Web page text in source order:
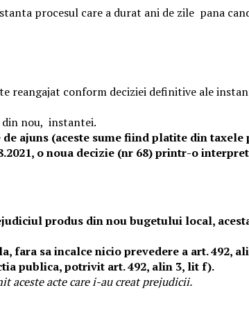
procesul care a durat ani de zile pana
reangajat conform deciziei definitive ale
din nou, instantei.
ajuns (aceste sume fiind platite din
o noua decizie (nr 68) printr-o
produs din nou bugetului local,
fara sa incalce nicio prevedere a art. 492,
publica, potrivit art. 492, alin 3, lit f).
aceste acte care i-au creat prejudicii.